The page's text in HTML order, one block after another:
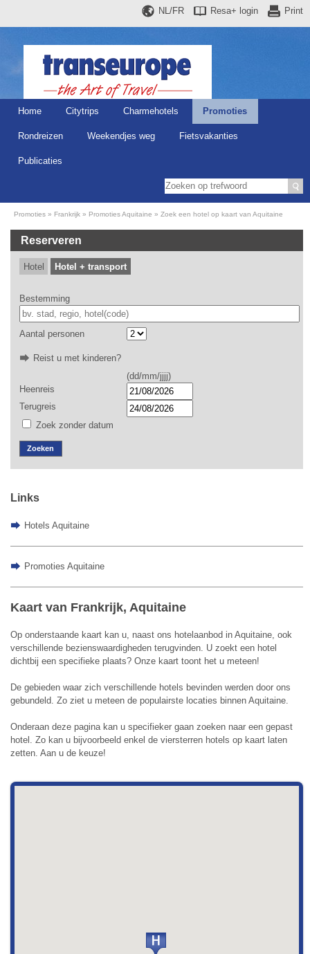
Print
Resa+ login
NL/FR
Home Citytrips Charmehotels Promoties
Rondreizen Weekendjes weg Fietsvakanties
Publicaties
Promoties Frankrijk Promoties Aquitaine Zoek een hotel op kaart van Aquitaine
Reserveren
Hotel Hotel + transport
Bestemming
Aantal personen
Reist u met kinderen?
(dd/mm/jjjj)
Heenreis
Terugreis
Zoek zonder datum
Zoeken
Links
Hotels Aquitaine
Promoties Aquitaine
Kaart van Frankrijk, Aquitaine
Op onderstaande kaart kan u, naast ons hotelaanbod in Aquitaine, ook
verschillende bezienswaardigheden terugvinden. U zoekt een hotel
dichtbij een specifieke plaats? Onze kaart toont het u meteen!
De gebieden waar zich verschillende hotels bevinden werden door ons
gebundeld. Zo ziet u meteen de populairste locaties binnen Aquitaine.
Onderaan deze pagina kan u specifieker gaan zoeken naar een gepast
hotel. Zo kan u bijvoorbeeld enkel de viersterren hotels op kaart laten
zetten. Aan u de keuze!